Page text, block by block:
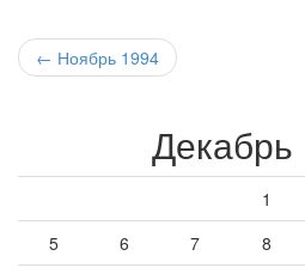
← Ноябрь 1994
Декабрь
1
5
6 7 8